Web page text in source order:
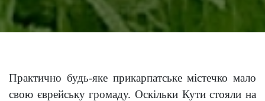
Практично будь-яке прикарпатське містечко мало
свою єврейську громаду. Оскільки Кути стояли на